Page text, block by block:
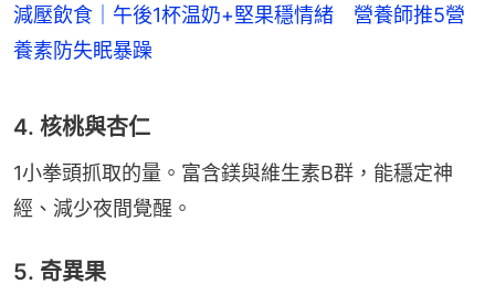
減壓飲食｜午後1杯温奶+堅果穩情緒 營養師推5營
養素防失眠暴躁
4. 核桃與杏仁
1小拳頭抓取的量。富含鎂與維生素B群，能穩定神
經、減少夜間覺醒。
5. 奇異果